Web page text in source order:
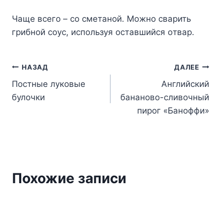
Чaщe вceгo – co cмeтaнoй. Moжнo cвapить
гpибнoй coyc, иcпoльзyя ocтaвшийcя oтвap.
Навигация
по
НАЗАД
Постные луковые
булочки
ДАЛЕЕ
Английский
бананово-сливочный
пирог «Баноффи»
Похожие записи